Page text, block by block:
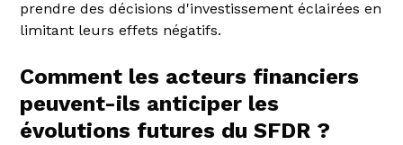
prendre des décisions d'investissement éclairées en
limitant leurs effets négatifs.
Comment les acteurs financiers
peuvent-ils anticiper les
évolutions futures du SFDR ?